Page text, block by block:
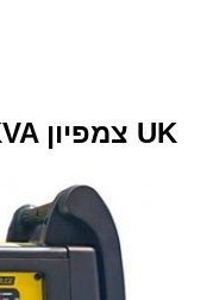
גנרטור גז מושתק 3500 KVA צמפיון UK